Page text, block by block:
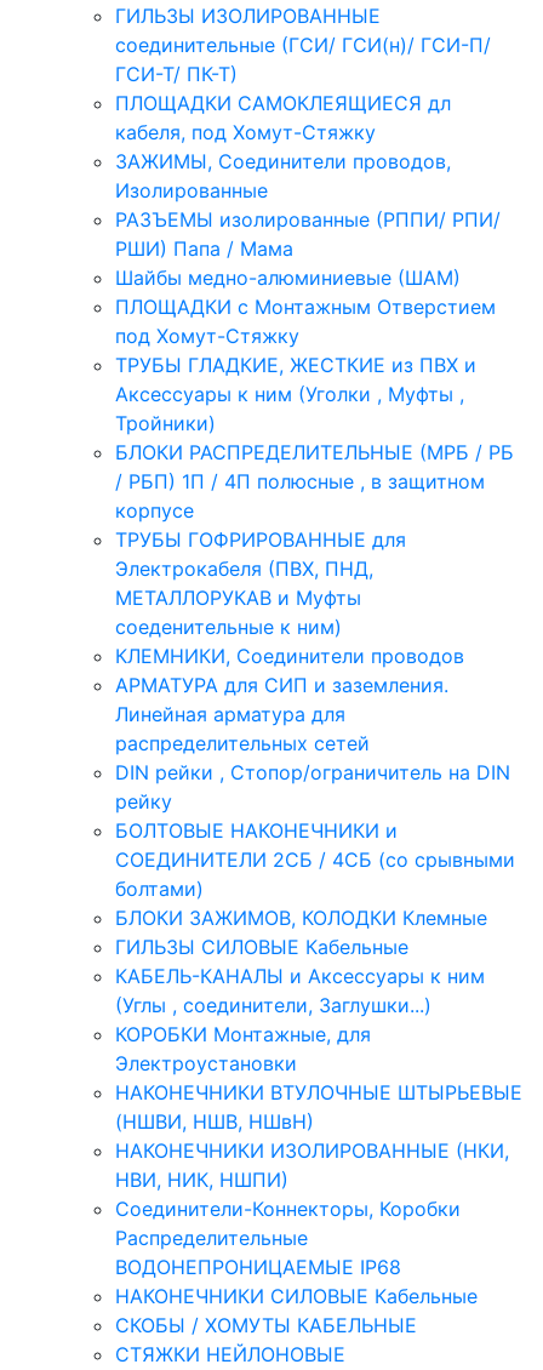
ГИЛЬЗЫ ИЗОЛИРОВАННЫЕ
соединительные (ГСИ/ ГСИ(н)/ ГСИ-П/
ГСИ-Т/ ПК-Т)
ПЛОЩАДКИ САМОКЛЕЯЩИЕСЯ дл
кабеля, под Хомут-Стяжку
ЗАЖИМЫ, Соединители проводов,
Изолированные
РАЗЪЕМЫ изолированные (РППИ/ РПИ/
РШИ) Папа / Мама
Шайбы медно-алюминиевые (ШАМ)
ПЛОЩАДКИ с Монтажным Отверстием
под Хомут-Стяжку
ТРУБЫ ГЛАДКИЕ, ЖЕСТКИЕ из ПВХ и
Аксессуары к ним (Уголки , Муфты ,
Тройники)
БЛОКИ РАСПРЕДЕЛИТЕЛЬНЫЕ (МРБ / РБ
/ РБП) 1П / 4П полюсные , в защитном
корпусе
ТРУБЫ ГОФРИРОВАННЫЕ для
Электрокабеля (ПВХ, ПНД,
МЕТАЛЛОРУКАВ и Муфты
соеденительные к ним)
КЛЕМНИКИ, Соединители проводов
АРМАТУРА для СИП и заземления.
Линейная арматура для
распределительных сетей
DIN рейки , Стопор/ограничитель на DIN
рейку
БОЛТОВЫЕ НАКОНЕЧНИКИ и
СОЕДИНИТЕЛИ 2СБ / 4СБ (со срывными
болтами)
БЛОКИ ЗАЖИМОВ, КОЛОДКИ Клемные
ГИЛЬЗЫ СИЛОВЫЕ Кабельные
КАБЕЛЬ-КАНАЛЫ и Аксессуары к ним
(Углы , соединители, Заглушки...)
КОРОБКИ Монтажные, для
Электроустановки
НАКОНЕЧНИКИ ВТУЛОЧНЫЕ ШТЫРЬЕВЫЕ
(НШВИ, НШВ, НШвН)
НАКОНЕЧНИКИ ИЗОЛИРОВАННЫЕ (НКИ,
НВИ, НИК, НШПИ)
Соединители-Коннекторы, Коробки
Распределительные
ВОДОНЕПРОНИЦАЕМЫЕ IP68
НАКОНЕЧНИКИ СИЛОВЫЕ Кабельные
СКОБЫ / ХОМУТЫ КАБЕЛЬНЫЕ
СТЯЖКИ НЕЙЛОНОВЫЕ